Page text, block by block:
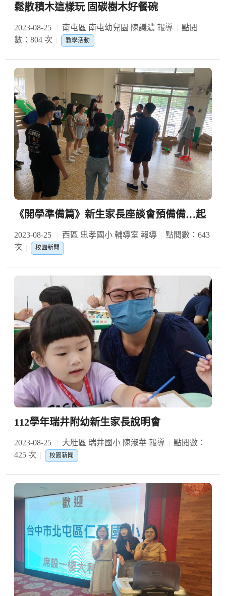
鬆散積木這樣玩 固碳樹木好餐碗
2023-08-25 南屯區 南屯幼兒園 陳議濃 報導
點閱
數：804 次
教學活動
《開學準備篇》新生家長座談會預備備…起
2023-08-25 西區 忠孝國小 輔導室 報導
點閱數：643
次
校園新聞
112學年瑞井附幼新生家長說明會
2023-08-25 大肚區 瑞井國小 陳淑華 報導
點閱數：
425 次
校園新聞